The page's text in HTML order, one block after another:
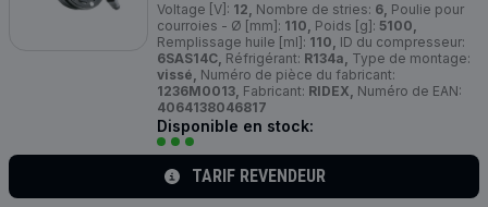
Voltage [V]: 12, Nombre de stries: 6, Poulie pour
courroies - Ø [mm]: 110, Poids [g]: 5100,
Remplissage huile [ml]: 110, ID du compresseur:
6SAS14C, Réfrigérant: R134a, Type de montage:
vissé, Numéro de pièce du fabricant:
1236M0013, Fabricant: RIDEX, Numéro de EAN:
4064138046817
Disponible en stock:
TARIF REVENDEUR